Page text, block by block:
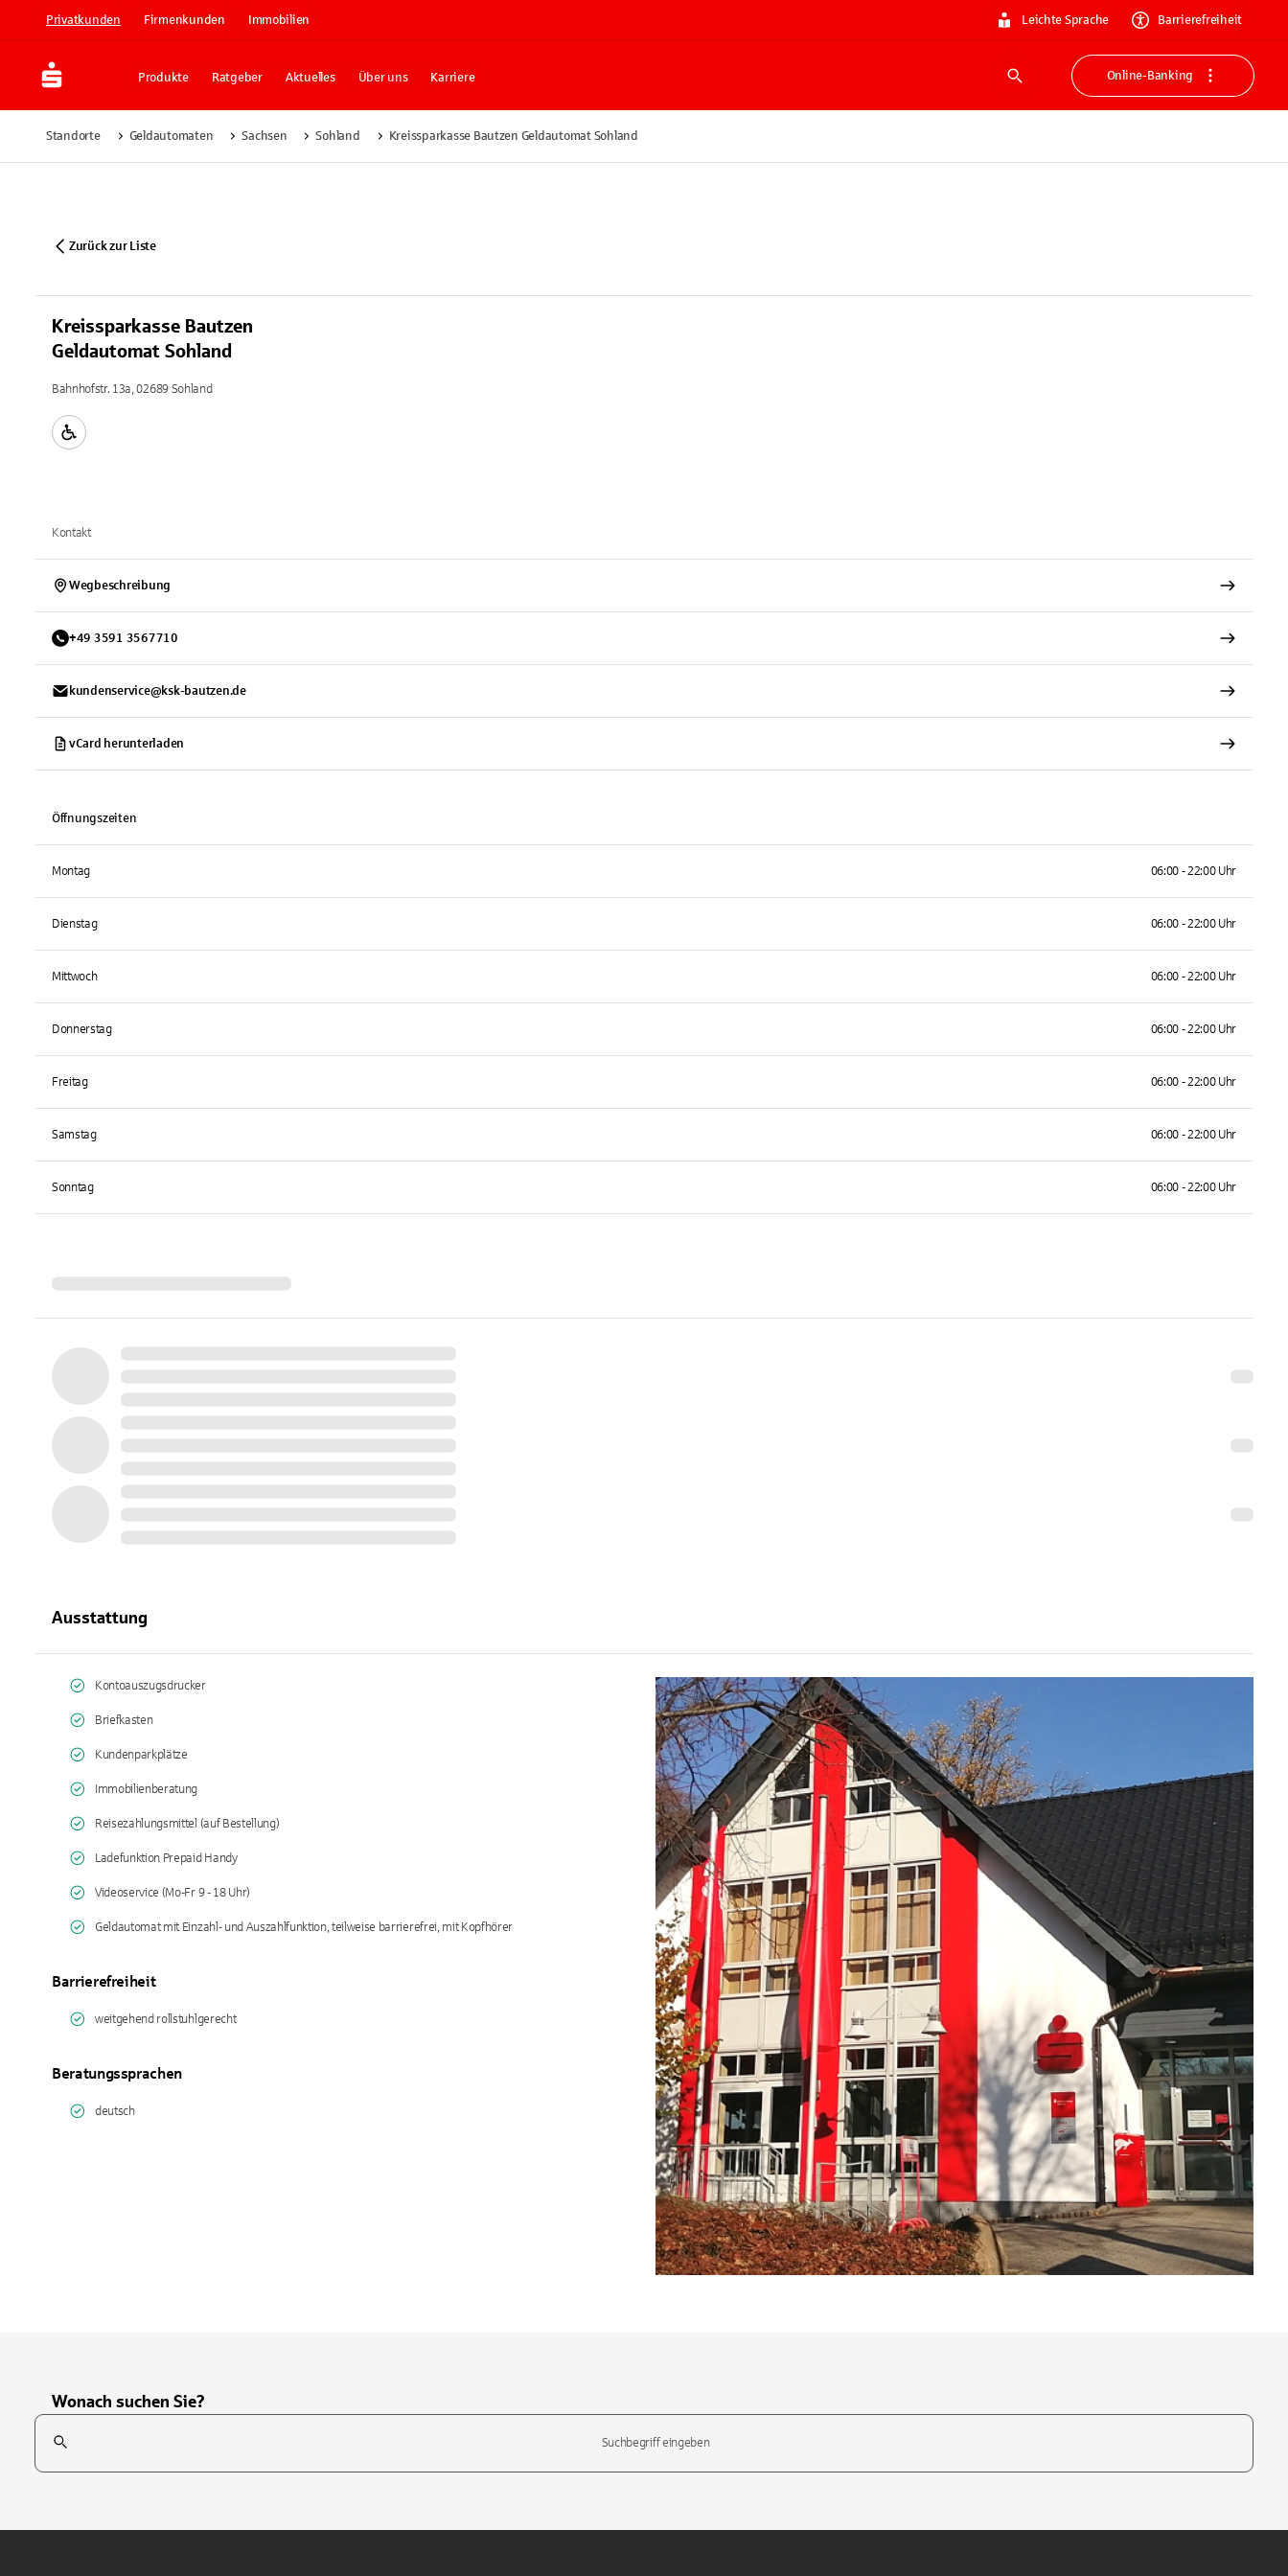
Privatkunden Firmenkunden Immobilien Leichte Sprache Barrierefreiheit
Produkte Ratgeber Aktuelles Über uns Karriere
Suche
Online-Banking
Standorte Geldautomaten Sachsen Sohland Kreissparkasse Bautzen Geldautomat Sohland
Zurück zur Liste
Kreissparkasse Bautzen
Geldautomat Sohland
Bahnhofstr. 13a, 02689 Sohland
Kontakt
Wegbeschreibung
+49 3591 3567710
kundenservice@ksk-bautzen.de
vCard herunterladen
Öffnungszeiten
Montag 06:00 - 22:00 Uhr
Dienstag 06:00 - 22:00 Uhr
Mittwoch 06:00 - 22:00 Uhr
Donnerstag 06:00 - 22:00 Uhr
Freitag 06:00 - 22:00 Uhr
Samstag 06:00 - 22:00 Uhr
Sonntag 06:00 - 22:00 Uhr
Ausstattung
Kontoauszugsdrucker
Briefkasten
Kundenparkplätze
Immobilienberatung
Reisezahlungsmittel (auf Bestellung)
Ladefunktion Prepaid Handy
Videoservice (Mo-Fr 9 - 18 Uhr)
Geldautomat mit Einzahl- und Auszahlfunktion, teilweise barrierefrei, mit Kopfhörer
Barrierefreiheit
weitgehend rollstuhlgerecht
Beratungssprachen
deutsch
Wonach suchen Sie?
Suchfeld